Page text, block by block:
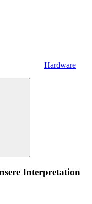
Hardware
Interpretation